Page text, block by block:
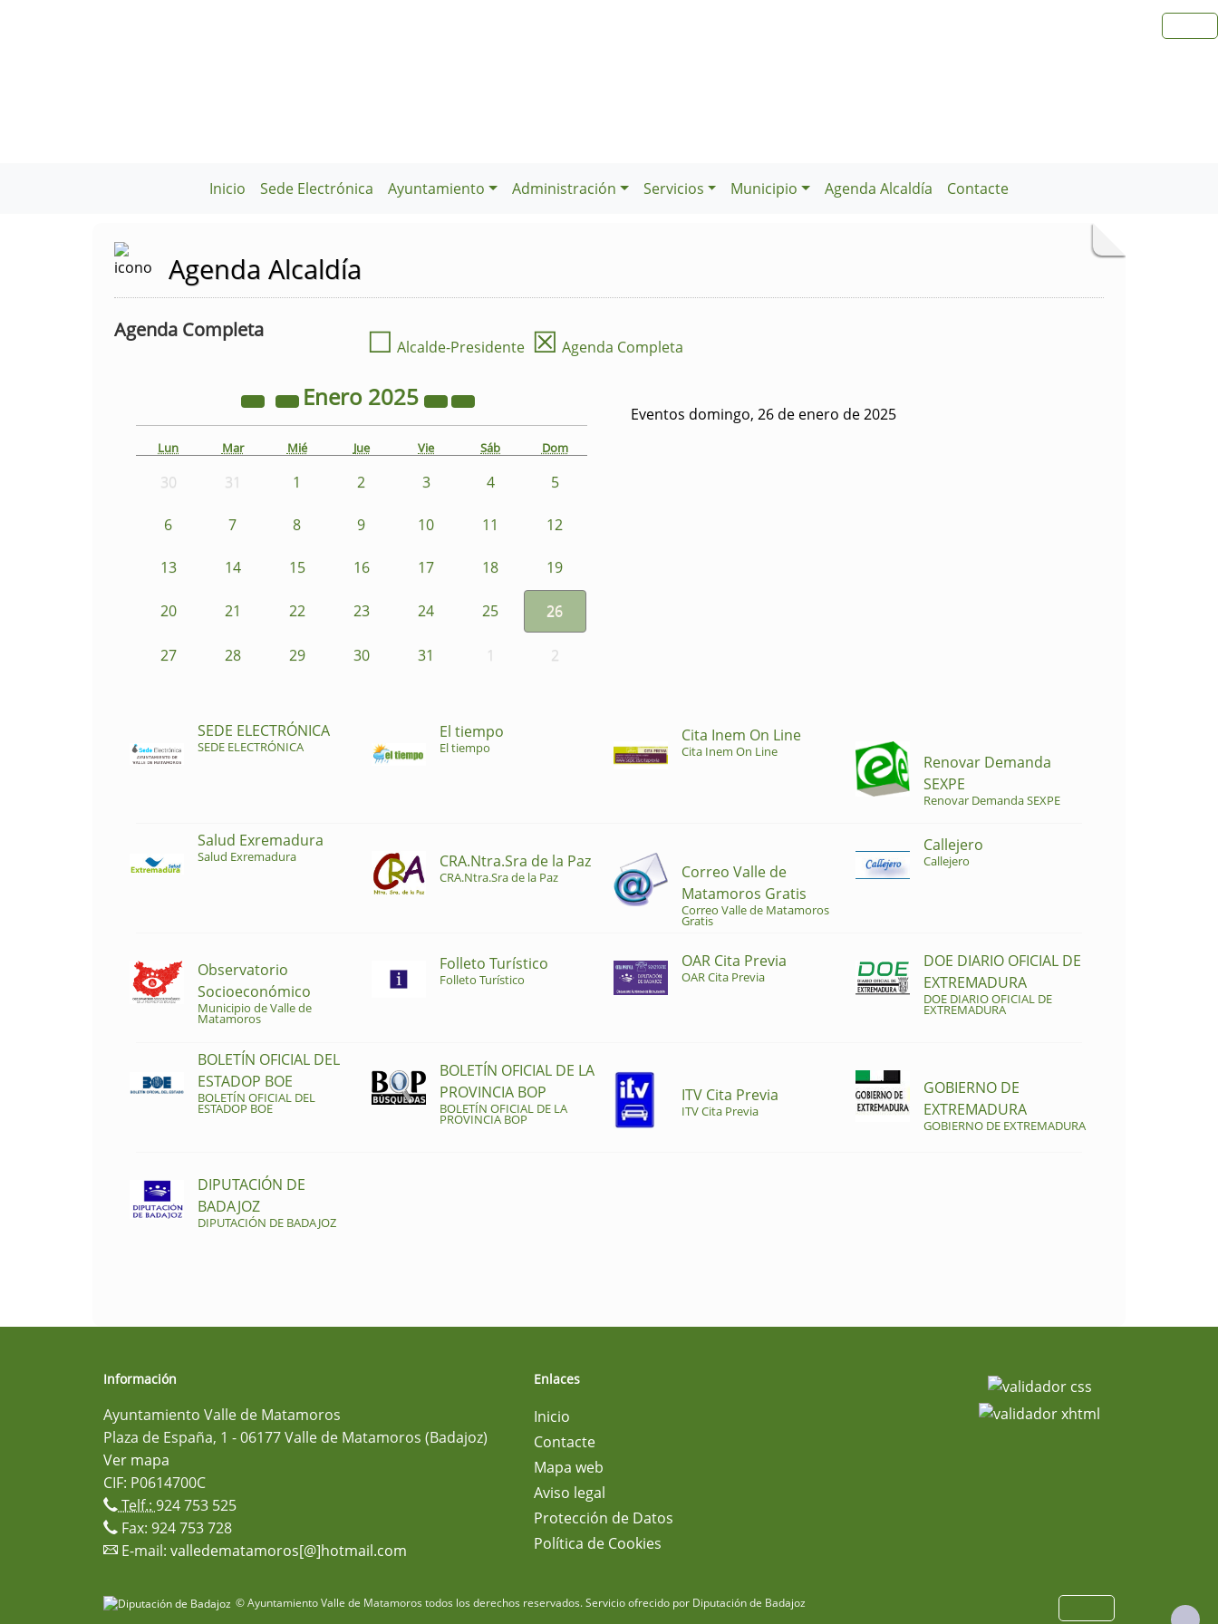
Inicio Sede Electrónica Ayuntamiento Administración Servicios Municipio Agenda Alcaldía Contacte
Agenda Alcaldía
Agenda Completa ☐ Alcalde-Presidente ☒ Agenda Completa
Enero 2025
Lun Mar Mié Jue Vie Sáb Dom
30 31 1 2 3 4 5
6 7 8 9 10 11 12
13 14 15 16 17 18 19
20 21 22 23 24 25 26
27 28 29 30 31 1 2
Eventos domingo, 26 de enero de 2025
SEDE ELECTRÓNICA
SEDE ELECTRÓNICA
El tiempo
El tiempo
Cita Inem On Line
Cita Inem On Line
Renovar Demanda
SEXPE
Renovar Demanda SEXPE
Salud Exremadura
Salud Exremadura CRA.Ntra.Sra de la Paz
CRA.Ntra.Sra de la Paz
Correo Valle de
Matamoros Gratis
Correo Valle de Matamoros
Gratis
Callejero
Callejero
Observatorio
Socioeconómico
Municipio de Valle de
Matamoros
Folleto Turístico
Folleto Turístico
OAR Cita Previa
OAR Cita Previa
DOE DIARIO OFICIAL DE
EXTREMADURA
DOE DIARIO OFICIAL DE
EXTREMADURA
BOLETÍN OFICIAL DEL
ESTADOP BOE
BOLETÍN OFICIAL DEL
ESTADOP BOE
BOLETÍN OFICIAL DE LA
PROVINCIA BOP
BOLETÍN OFICIAL DE LA
PROVINCIA BOP
ITV Cita Previa
ITV Cita Previa
GOBIERNO DE
EXTREMADURA
GOBIERNO DE EXTREMADURA
DIPUTACIÓN DE
BADAJOZ
DIPUTACIÓN DE BADAJOZ
Información
Ayuntamiento Valle de Matamoros
Plaza de España, 1 - 06177 Valle de Matamoros (Badajoz)
Ver mapa
CIF: P0614700C
Telf.:924 753 525
Fax: 924 753 728
E-mail: valledematamoros[@]hotmail.com
Enlaces
Inicio
Contacte
Mapa web
Aviso legal
Protección de Datos
Política de Cookies
© Ayuntamiento Valle de Matamoros todos los derechos reservados.Servicio ofrecido por Diputación de Badajoz